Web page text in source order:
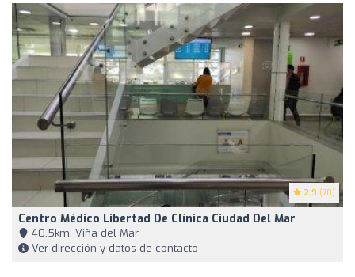
2.9 (78)
Centro Médico Libertad De Clínica Ciudad Del Mar
40,5km, Viña del Mar
Ver dirección y datos de contacto